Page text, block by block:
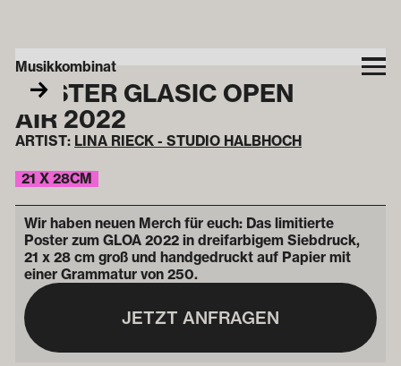
Musikkombinat
POSTER GLASIC OPEN
AIR 2022
15€
ARTIST: LINA RIECK - STUDIO HALBHOCH
21 X 28CM
Wir haben neuen Merch für euch: Das limitierte
Poster zum GLOA 2022 in dreifarbigem Siebdruck,
21 x 28 cm groß und handgedruckt auf Papier mit
einer Grammatur von 250.
JETZT ANFRAGEN